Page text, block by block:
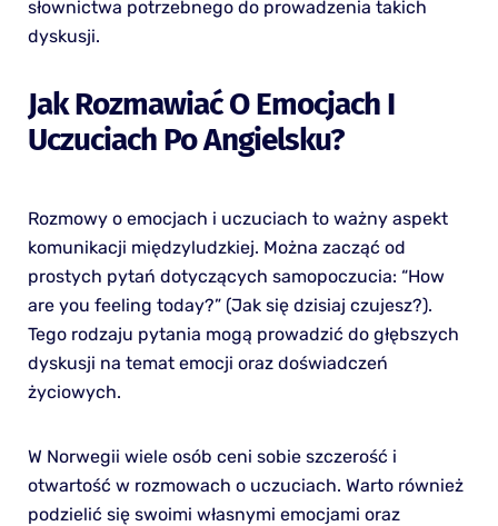
słownictwa potrzebnego do prowadzenia takich
dyskusji.
Jak Rozmawiać O Emocjach I
Uczuciach Po Angielsku?
Rozmowy o emocjach i uczuciach to ważny aspekt
komunikacji międzyludzkiej. Można zacząć od
prostych pytań dotyczących samopoczucia: “How
are you feeling today?” (Jak się dzisiaj czujesz?).
Tego rodzaju pytania mogą prowadzić do głębszych
dyskusji na temat emocji oraz doświadczeń
życiowych.
W Norwegii wiele osób ceni sobie szczerość i
otwartość w rozmowach o uczuciach. Warto również
podzielić się swoimi własnymi emocjami oraz